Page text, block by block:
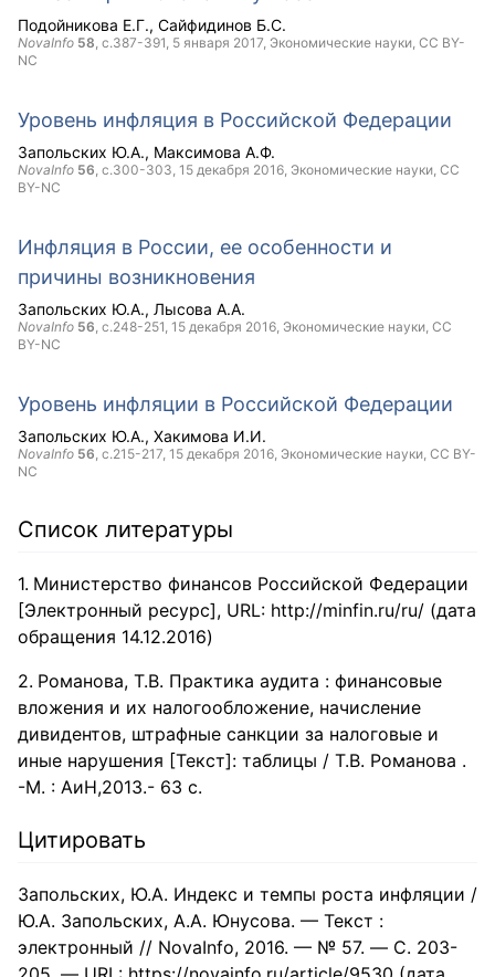
Подойникова Е.Г. Сайфидинов Б.С.
NovaInfo 58, с.387-391, 5 января 2017, Экономические науки, CC BY-
NC
Уровень инфляция в Российской Федерации
Запольских Ю.А. Максимова А.Ф.
NovaInfo 56, с.300-303, 15 декабря 2016, Экономические науки, CC
BY-NC
Инфляция в России, ее особенности и
причины возникновения
Запольских Ю.А. Лысова А.А.
NovaInfo 56, с.248-251, 15 декабря 2016, Экономические науки, CC
BY-NC
Уровень инфляции в Российской Федерации
Запольских Ю.А. Хакимова И.И.
NovaInfo 56, с.215-217, 15 декабря 2016, Экономические науки, CC BY-
NC
Список литературы
Министерство финансов Российской Федерации
[Электронный ресурс], URL: http://minfin.ru/ru/ (дата
обращения 14.12.2016)
Романова, Т.В. Практика аудита : финансовые
вложения и их налогообложение, начисление
дивидентов, штрафные санкции за налоговые и
иные нарушения [Текст]: таблицы / Т.В. Романова .
-М. : АиН,2013.- 63 с.
Цитировать
Запольских, Ю.А. Индекс и темпы роста инфляции /
Ю.А. Запольских, А.А. Юнусова. — Текст :
электронный // NovaInfo, 2016. — № 57. — С. 203-